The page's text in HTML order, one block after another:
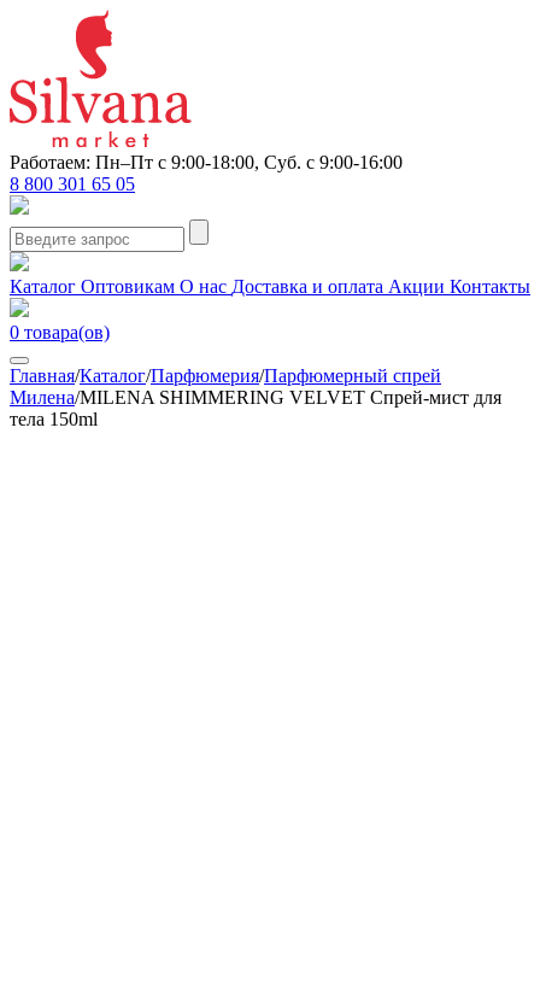
Работаем: Пн–Пт с 9:00-18:00, Суб. с 9:00-16:00
8 800 301 65 05
Каталог Оптовикам О нас Доставка и оплата Акции Контакты
0 товара(ов)
Главная/Каталог/Парфюмерия/Парфюмерный спрей
Милена/MILENA SHIMMERING VELVET Спрей-мист для
тела 150ml